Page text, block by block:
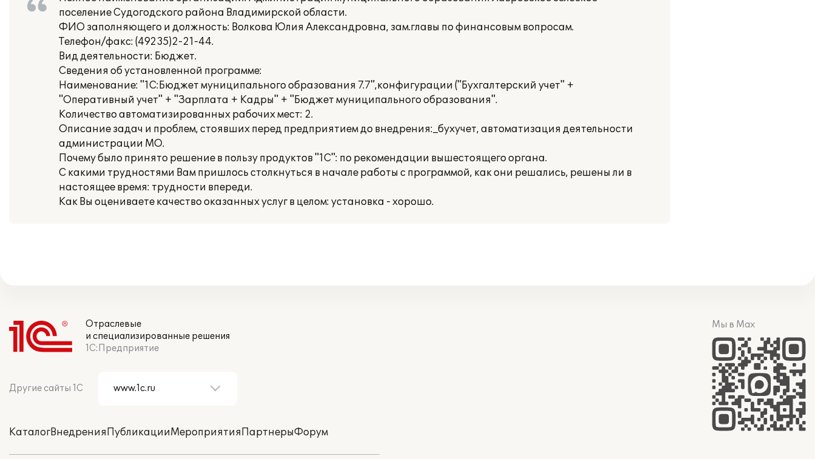
поселение Судогодского района Владимирской области.
ФИО заполняющего и должность: Волкова Юлия Александровна, зам.главы по финансовым вопросам.
Телефон/факс: (49235)2-21-44.
Вид деятельности: Бюджет.
Сведения об установленной программе:
Наименование: "1С:Бюджет муниципального образования 7.7",конфигурации ("Бухгалтерский учет" +
"Оперативный учет" + "Зарплата + Кадры" + "Бюджет муниципального образования".
Количество автоматизированных рабочих мест: 2.
Описание задач и проблем, стоявших перед предприятием до внедрения:_бухучет, автоматизация деятельности
администрации МО.
Почему было принято решение в пользу продуктов "1С": по рекомендации вышестоящего органа.
С какими трудностями Вам пришлось столкнуться в начале работы с программой, как они решались, решены ли в
настоящее время: трудности впереди.
Как Вы оцениваете качество оказанных услуг в целом: установка - хорошо.
Отраслевые
и специализированные решения
1С:Предприятие
Другие сайты 1С
КаталогВнедренияПубликацииМероприятияПартнерыФорум
Мы в Max